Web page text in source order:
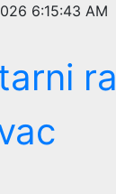
6:15:44 AM